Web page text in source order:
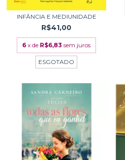
INFÂNCIA E MEDIUNIDADE
R$41,00
6 x de R$6,83 sem juros
ESGOTADO